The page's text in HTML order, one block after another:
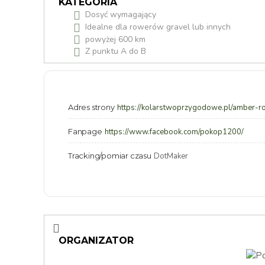
Dosyć wymagający
Idealne dla rowerów gravel lub innych
powyżej 600 km
Z punktu A do B
Adres strony https://kolarstwoprzygodowe.pl/amber-
Fanpage https://www.facebook.com/pokop1200/
Tracking/pomiar czasu DotMaker
ORGANIZATOR